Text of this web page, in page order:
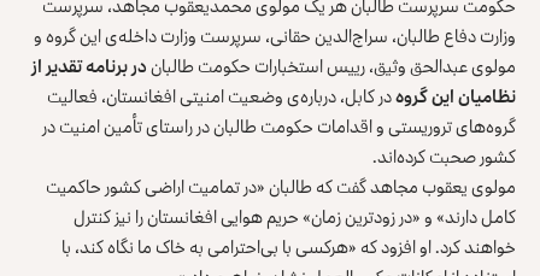
وزارت دفاع طالبان، سراج‌الدین حقانی، سرپرست وزارت داخله‌ی این گروه و
مولوی عبدالحق وثیق، رییس استخبارات حکومت طالباندر برنامه تقدیر از
نظامیان این گروهدر کابل، درباره‌ی وضعیت امنیتی افغانستان، فعالیت
گروه‌های تروریستی و اقدامات حکومت طالبان در راستای تأمین امنیت در
کشور صحبت کرده‌اند.
مولوی یعقوب مجاهد گفت که طالبان «در تمامیت اراضی کشور حاکمیت
کامل دارند» و «در زودترین زمان» حریم هوایی افغانستان را نیز کنترل
خواهند کرد. او افزود که «هرکسی با بی‌احترامی به خاک ما نگاه کند، با